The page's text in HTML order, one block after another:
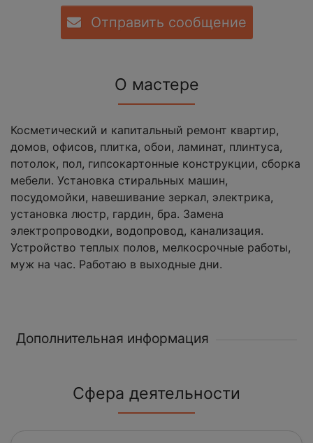
Отправить сообщение
О мастере
Косметический и капитальный ремонт квартир,
домов, офисов, плитка, обои, ламинат, плинтуса,
потолок, пол, гипсокартонные конструкции, сборка
мебели. Установка стиральных машин,
посудомойки, навешивание зеркал, электрика,
установка люстр, гардин, бра. Замена
электропроводки, водопровод, канализация.
Устройство теплых полов, мелкосрочные работы,
муж на час. Работаю в выходные дни.
Дополнительная информация
Сфера деятельности